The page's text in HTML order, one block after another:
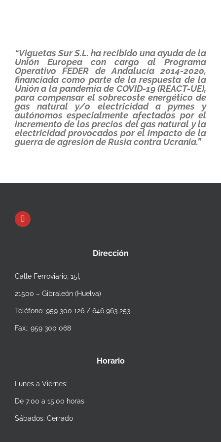
“Viguetas Sur S.L. ha recibido una ayuda de la
Unión Europea con cargo al Programa
Operativo FEDER de Andalucía 2014-2020,
financiada como parte de la respuesta de la
Unión a la pandemia de COVID-19 (REACT-UE),
para compensar el sobrecoste energético de
gas natural y/o electricidad a pymes y
autónomos especialmente afectados por el
incremento de los precios del gas natural y la
electricidad provocados por el impacto de la
guerra de agresión de Rusia contra Ucrania.”
Dirección
Calle Ferroviario, 15I,
21500 – Gibraleón (Huelva)
Teléfono: 959 300 126 / 646 963 253
Fax.: 959 300 068
Horario
Lunes a Viernes:
De 7:00 a 15:00 horas
Sábados: Cerrado